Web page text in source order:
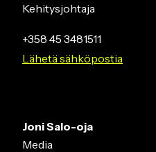
Kehitysjohtaja
+358 45 3481511
Lähetä sähköpostia
Joni Salo-oja
Media